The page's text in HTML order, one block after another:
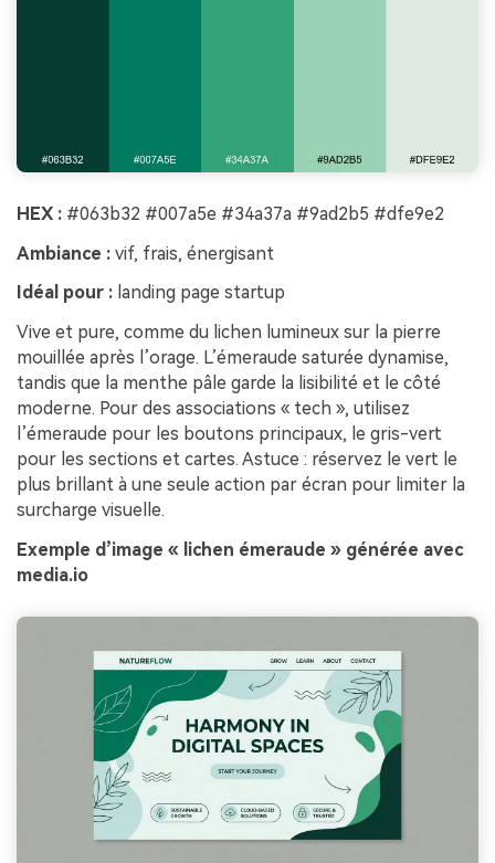
HEX : #063b32 #007a5e #34a37a #9ad2b5 #dfe9e2
Ambiance : vif, frais, énergisant
Idéal pour : landing page startup
Vive et pure, comme du lichen lumineux sur la pierre
mouillée après l’orage. L’émeraude saturée dynamise,
tandis que la menthe pâle garde la lisibilité et le côté
moderne. Pour des associations « tech », utilisez
l’émeraude pour les boutons principaux, le gris-vert
pour les sections et cartes. Astuce : réservez le vert le
plus brillant à une seule action par écran pour limiter la
surcharge visuelle.
Exemple d’image « lichen émeraude » générée avec
media.io